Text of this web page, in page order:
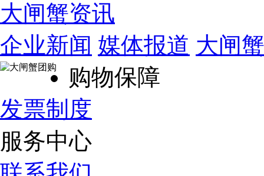
大闸蟹资讯
企业新闻 媒体报道 大闸
购物保障
发票制度
服务中心